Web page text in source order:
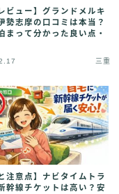
ビュー】グランドメルキ
勢志摩の口コミは本当？
まって分かった良い点・
三重
注意点】ナビタイムトラ
幹線チケットは高い？安